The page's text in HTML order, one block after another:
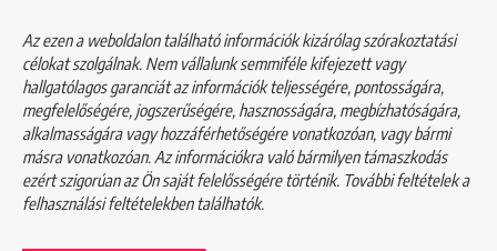
Az ezen a weboldalon található információk kizárólag szórakoztatási
célokat szolgálnak. Nem vállalunk semmiféle kifejezett vagy
hallgatólagos garanciát az információk teljességére, pontosságára,
megfelelőségére, jogszerűségére, hasznosságára, megbízhatóságára,
alkalmasságára vagy hozzáférhetőségére vonatkozóan, vagy bármi
másra vonatkozóan. Az információkra való bármilyen támaszkodás
ezért szigorúan az Ön saját felelősségére történik. További feltételek a
felhasználási feltételekbentalálhatók.